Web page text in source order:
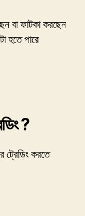
বা ফাটকা করছেন
পারে
?
করতে